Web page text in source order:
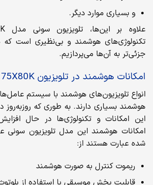
و بسیاری موارد دیگر.
تکنولوژی‌های هوشمند و بی‌نظیری است که
جزئی‌تر به آن‌ها می‌پردازیم.
امکانات هوشمند در تلویزیون 75X80K سونی
انواع تلویزیون‌های هوشمند با سیستم‌
هوشمند بسیاری دارند. به طوری که
این امکانات و تکنولوژی‌ها در حال
امکانات هوشمند این مدل تلویزیون سونی
شده عبارت هستند از:
ریموت کنترل به صورت هوشمند